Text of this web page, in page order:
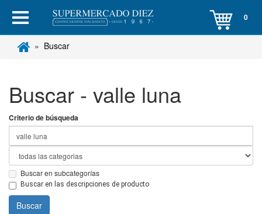
0
Buscar
Buscar - valle luna
Criterio de búsqueda
Buscar en subcategorías
Buscar en las descripciones de producto